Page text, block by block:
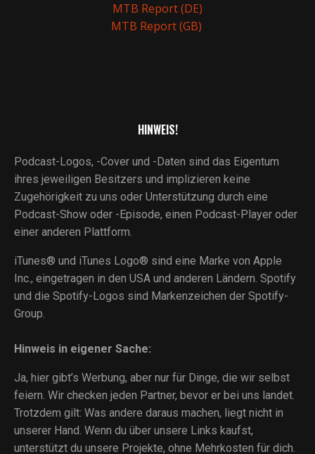
MTB Report (DE)
MTB Report (GB)
HINWEIS!
Podcast-Logos, -Cover und -Daten sind das Eigentum
ihres jeweiligen Besitzers und implizieren keine
Zugehörigkeit zu uns oder Unterstützung durch eine
Podcast-Show oder -Episode, einen Podcast-Player oder
einer anderen Plattform.
iTunes® und iTunes Logo® sind eine Marke von Apple
Inc., eingetragen in den USA und anderen Ländern. Spotify
und die Spotify-Logos sind Markenzeichen der Spotify-
Group.
Hinweis in eigener Sache:
Ja, hier gibt’s Werbung, aber nur für Dinge, die wir selbst
feiern. Wir checken jeden Partner, bevor er bei uns landet.
Trotzdem gilt: Was andere daraus machen, liegt nicht in
unserer Hand. Wenn du über unsere Links kaufst,
unterstützt du unsere Projekte, ohne Mehrkosten für dich.